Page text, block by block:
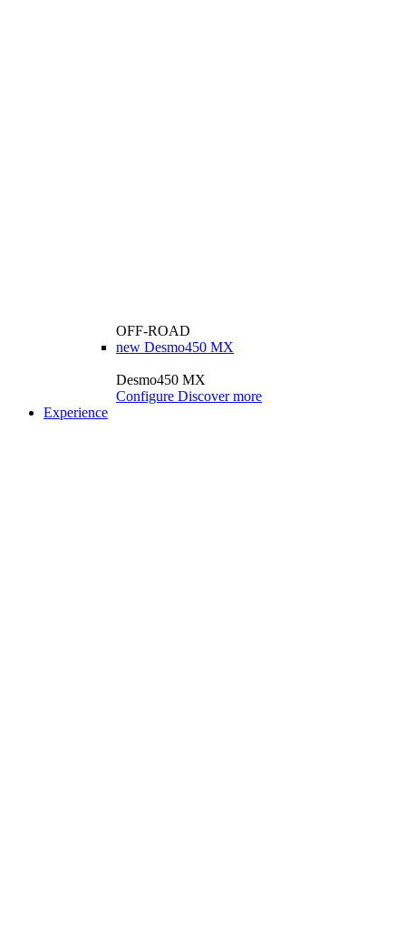
OFF-ROAD
new Desmo450 MX
Desmo450 MX
Configure Discover more
Experience